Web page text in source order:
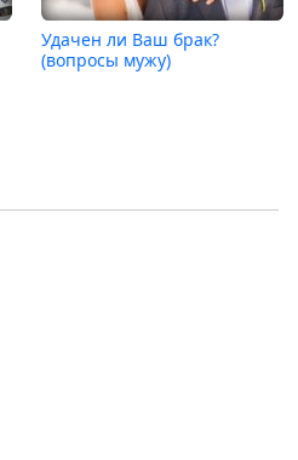
Удачен ли Ваш брак?
(вопросы мужу)